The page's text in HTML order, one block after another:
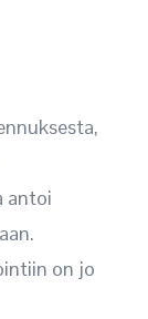
antoi
on jo